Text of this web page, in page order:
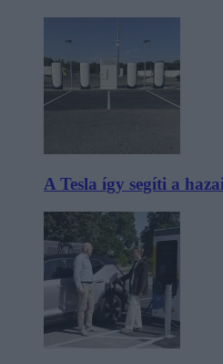
A Tesla így segíti a